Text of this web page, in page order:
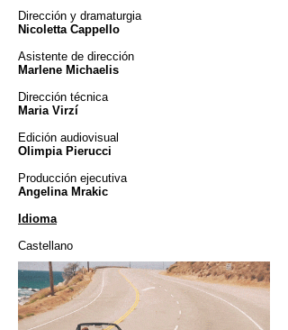
Dirección y dramaturgia
Nicoletta Cappello
Asistente de dirección
Marlene Michaelis
Dirección técnica
Maria Virzí
Edición audiovisual
Olimpia Pierucci
Producción ejecutiva
Angelina Mrakic
Idioma
Castellano